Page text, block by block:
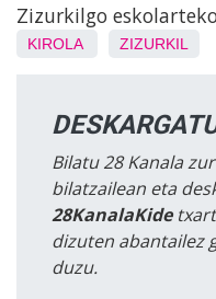
Zizurkilgo
KIROLA ZIZURKIL
Bilatu 28 Kanala
bilatzailean eta
28KanalaKide
dizuten abantailez
duzu.